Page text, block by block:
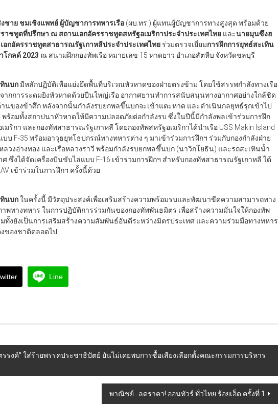
งชาย ชมเชิงแพทย์ ผู้บัญชาการทหารเรือ (ผบ.ทร.) ผู้แทนผู้บัญชาการทางสูงสุด พร้อมด้วย
ชทูตที่ปรึกษา ณ สถานเอกอัครราชทูตสหรัฐอเมริกาประจำประเทศไทย และนายมุนซึงฮ
อกอัครราชทูตสาธารณรัฐเกาหลีประจำประเทศไทย ร่วมตรวจเยี่ยมการฝึกการยุทธ์สะเทิน
โกลด์ 2023 ณ สนามฝึกกองทัพเรือ หมายเลข 15 หาดยาว อำเภอสัตหีบ จังหวัดชลบุรี
ทินบก มีหลักปฏิบัติเพื่อแย่งยึดพื้นที่บริเวณหัวหาดของฝ่ายตรงข้าม โดยใช้สรรพกำลังทางเรือ
ากการระดมยิงหัวหาดด้วยปืนใหญ่เรือ อากาศยานทำการสนับสนุนทางอากาศอย่างใกล้ชิด
นของข้าศึก หลังจากนั้นกำลังรบยกพลขึ้นบกจะเข้าแตะหาด และดำเนินกลยุทธ์รุกเข้าไป
ร้อมทั้งสถาปนาหัวหาดให้มีความปลอดภัยต่อกำลังรบ ซึ่งในปีนี้มีกำลังพลเข้าร่วมการฝึก
มริกา และกองทัพสาธารณรัฐเกาหลี โดยกองทัพสหรัฐอเมริกาได้นำเรือ USS Makin Island
บบ F-35 พร้อมอาวุธยุทโธปกรณ์ทางทหารต่าง ๆ มาเข้าร่วมการฝึกฯ ร่วมกับกองกำลังฝ่าย
ลวงอ่างทอง และเรือหลวงราวี พร้อมกำลังรบยกพลขึ้นบก (นาวิกโยธิน) และรถสะเทินน้ำ
ซึ่งได้จัดเครื่องบินขับไล่แบบ F-16 เข้าร่วมการฝึกฯ สำหรับกองทัพสาธารณรัฐเกาหลี ได้
เข้าร่วมในการฝึกฯ ครั้งนี้ด้วย
ทินบกในครั้งนี้ มีวัตถุประสงค์เพื่อเสริมสร้างความพร้อมรบและพัฒนาขีดความสามารถทาง
พทางทหาร ในการปฏิบัติการร่วมกันของกองทัพพันธมิตร เพื่อสร้างความมั่นใจให้กองทัพ
ทั้งยังเป็นการเสริมสร้างความสัมพันธ์อันดีระหว่างมิตรประเทศ และความร่วมมือทางทหาร
ของชาติตลอดไป
Line
รรงค์” ใส่ร้ายพรรคประชาธิปัตย์ ยันไม่เคยพบการซื้อเสียงเลือกตั้งคณะกรรมการบริหาร
พาณิชย์…ลดราคา! ออนทัวร์ ทั่วไทย ร้อยเอ็ด ครั้งที่ 1